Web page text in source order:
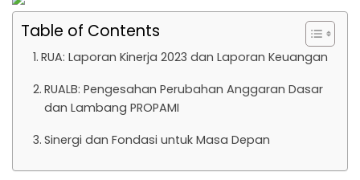
Table of Contents
RUA: Laporan Kinerja 2023 dan Laporan Keuangan
RUALB: Pengesahan Perubahan Anggaran Dasar
dan Lambang PROPAMI
Sinergi dan Fondasi untuk Masa Depan